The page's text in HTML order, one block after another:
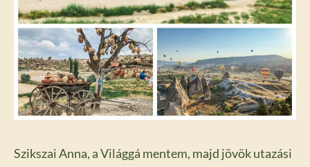
Szikszai Anna, a Világgá mentem, majd jövök utazási